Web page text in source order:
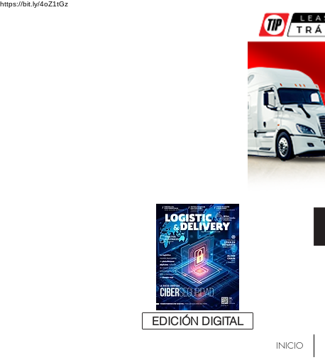
https://bit.ly/4oZ1tGz
EDICIÓN DIGITAL
INICIO